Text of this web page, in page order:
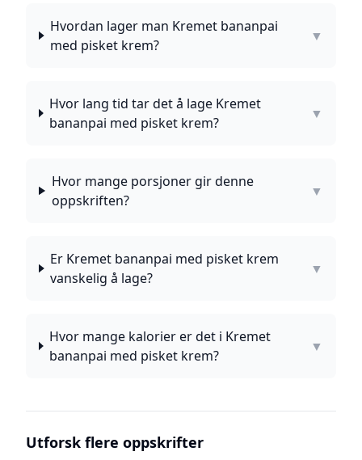
Hvordan lager man Kremet bananpai
med pisket krem?
▼
Hvor lang tid tar det å lage Kremet
bananpai med pisket krem?
▼
Hvor mange porsjoner gir denne
oppskriften?
▼
Er Kremet bananpai med pisket krem
vanskelig å lage?
▼
Hvor mange kalorier er det i Kremet
bananpai med pisket krem?
▼
Utforsk flere oppskrifter